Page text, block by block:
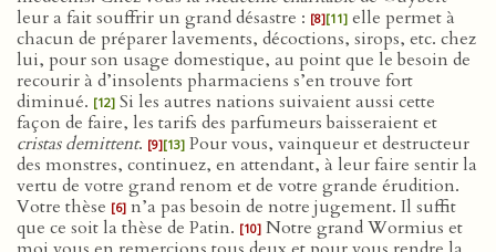
leur a fait souffrir un grand désastre : [8][11] elle permet à
chacun de préparer lavements, décoctions, sirops, etc. chez
lui, pour son usage domestique, au point que le besoin de
recourir à d’insolents pharmaciens s’en trouve fort
diminué. [12] Si les autres nations suivaient aussi cette
façon de faire, les tarifs des parfumeurs baisseraient et
cristas demittent. [9][13] Pour vous, vainqueur et destructeur
des monstres, continuez, en attendant, à leur faire sentir la
vertu de votre grand renom et de votre grande érudition.
Votre thèse [6] n’a pas besoin de notre jugement. Il suffit
que ce soit la thèse de Patin. [10] Notre grand Wormius et